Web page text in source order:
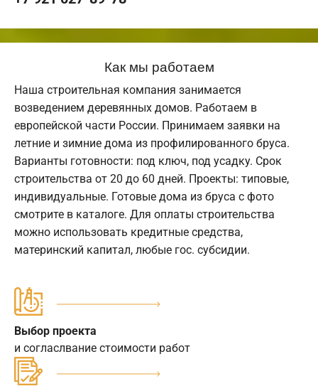
Как мы работаем
Наша строительная компания занимается
возведением деревянных домов. Работаем в
европейской части России. Принимаем заявки на
летние и зимние дома из профилированного бруса.
Варианты готовности: под ключ, под усадку. Срок
строительства от 20 до 60 дней. Проекты: типовые,
индивидуальные. Готовые дома из бруса с фото
смотрите в каталоге. Для оплаты строительства
можно использовать кредитные средства,
материнский капитал, любые гос. субсидии.
Выбор проекта
и согласлвание стоимости работ